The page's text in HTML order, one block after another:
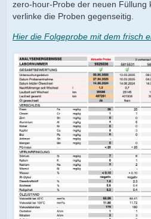
zero-hour-Probe der neuen Füllung
verlinke die Proben gegenseitig.
Hier die Folgeprobe mit dem frisch